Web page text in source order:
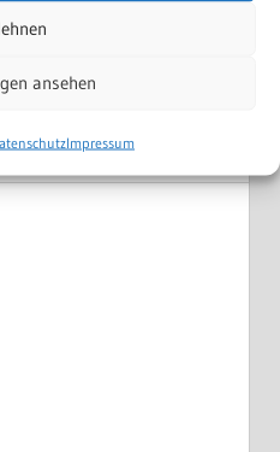
ansehen
Impressum